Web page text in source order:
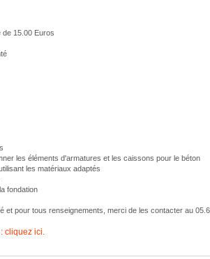
de 15.00 Euros
les éléments d'armatures et les caissons pour le béton
les matériaux adaptés
fondation
et pour tous renseignements, merci de les contacter au
cliquez ici.